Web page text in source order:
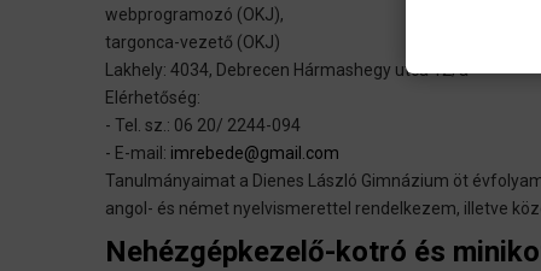
angelernte
Arbeiter
oder
Staplerfahrer.)
webprogramozó (OKJ),
targonca-vezető (OKJ)
Lakhely: 4034, Debrecen Hármashegy utca 12/a
Elérhetőség:
- Tel. sz.: 06 20/ 2244-094
- E-mail: imrebede@gmail.com
Tanulmányaimat a Dienes László Gimnázium öt
angol- és német nyelvismerettel rendelkezem, illetve
Nehézgépkezelő-kotró és